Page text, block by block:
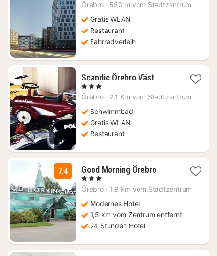
ab
Örebro · 550 m vom Stadtzentrum
Gratis WLAN
Restaurant
Fahrradverleih
Scandic Örebro Väst1
ab
, 3 Sterne
Örebro · 2.1 Km vom Stadtzentrum
Schwimmbad
Gratis WLAN
Restaurant
7.4 Good Morning Örebro1
ab
, 3 Sterne
Örebro · 1.9 Km vom Stadtzentrum
Modernes Hotel
1,5 km vom Zentrum entfernt
24 Stunden Hotel